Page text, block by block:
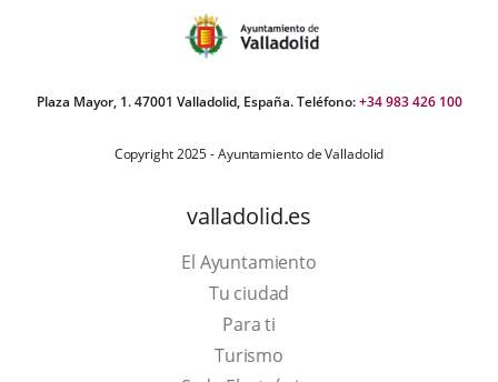
Plaza Mayor, 1. 47001 Valladolid, España. Teléfono:+34 983 426 100
Copyright 2025 - Ayuntamiento de Valladolid
valladolid.es
El Ayuntamiento
Tu ciudad
Para ti
TurismoThis